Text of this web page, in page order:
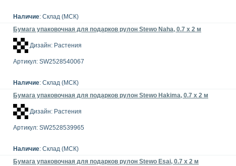
Наличие: Склад (МСК)
Бумага упаковочная для подарков рулон Stewo Naha, 0.7 x 2 м
Дизайн: Растения
Артикул: SW2528540067
Наличие: Склад (МСК)
Бумага упаковочная для подарков рулон Stewo Hakima, 0.7 x 2 м
Дизайн: Растения
Артикул: SW2528539965
Наличие: Склад (МСК)
Бумага упаковочная для подарков рулон Stewo Esai, 0.7 x 2 м